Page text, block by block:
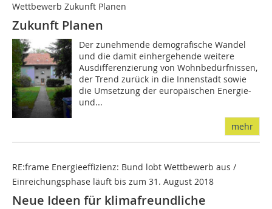
Wettbewerb Zukunft Planen
Zukunft Planen
Der zunehmende demografische Wandel
und die damit einhergehende weitere
Ausdifferenzierung von Wohnbedürfnissen,
der Trend zurück in die Innenstadt sowie
die Umsetzung der europäischen Energie-
und...
mehr
RE:frame Energieeffizienz: Bund lobt Wettbewerb aus /
Einreichungsphase läuft bis zum 31. August 2018
Neue Ideen für klimafreundliche